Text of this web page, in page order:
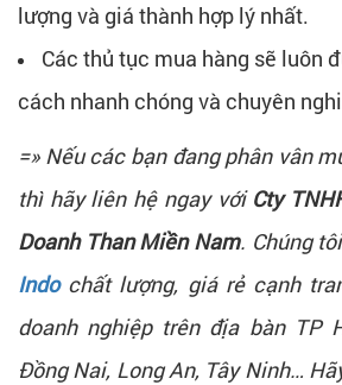
lượng và giá thành hợp lý nhất.
Các thủ tục mua hàng sẽ luôn
cách nhanh chóng và chuyên
=» Nếu các bạn đang phân vân
thì hãy liên hệ ngay với Cty
Doanh Than Miền Nam. Chúng
Indochất lượng, giá rẻ cạnh
doanh nghiệp trên địa bàn TP
Đồng Nai, Long An, Tây Ninh…